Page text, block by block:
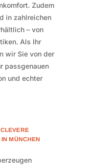
Zudem
in zahlreichen
– von
Als Ihr
wir Sie von der
passgenauen
und echter
MÜNCHEN